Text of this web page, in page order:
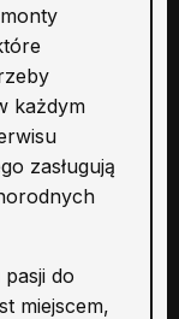
każdym
zasługują
do
miejscem,